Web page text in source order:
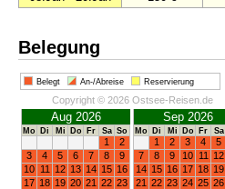
Belegung
Belegt An-/Abreise Reservierung
Copyright © 2026 Ostsee-Reisen.de
Aug 2026
Mo Di Mi Do Fr Sa So
1
2
3
4 5 6 7 8
9
10 11 12 13 14 15 16
17 18 19 20 21 22 23
Sep 2026
Mo Di Mi Do Fr Sa
1 2 3 4 5
7
8 9 10 11 12
14 15 16 17 18 19
21 22 23 24 25 26